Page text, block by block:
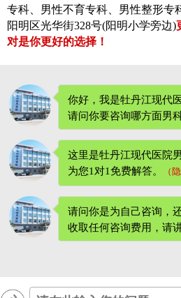
专科、男性不育专科、男性整形专
阳明区光华街328号(阳明小学旁边)
对是你更好的选择！
你好，我是牡丹江现代
请问你要咨询哪方面男
这里是牡丹江现代医院
为您1对1免费解答。
（
请问你是为自己咨询，
收取任何咨询费用 ，请